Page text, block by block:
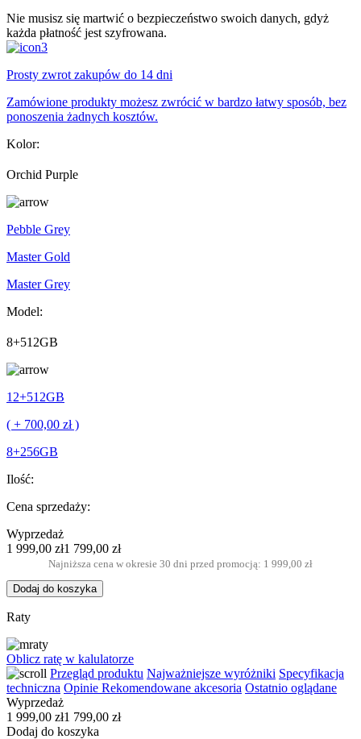
Nie musisz się martwić o bezpieczeństwo swoich danych, gdyż
każda płatność jest szyfrowana.
Prosty zwrot zakupów do 14 dni
Zamówione produkty możesz zwrócić w bardzo łatwy sposób, bez
ponoszenia żadnych kosztów.
Kolor:
Orchid Purple
Pebble Grey
Master Gold
Master Grey
Model:
8+512GB
12+512GB
( + 700,00 zł )
8+256GB
Ilość:
Cena sprzedaży:
Wyprzedaż
1 999,00 zł1 799,00 zł
Najniższa cena w okresie 30 dni przed promocją: 1 999,00 zł
Dodaj do koszyka
Raty
Oblicz ratę w kalulatorze
Przegląd produktu Najważniejsze wyróżniki Specyfikacja
techniczna Opinie Rekomendowane akcesoria Ostatnio oglądane
Wyprzedaż
1 999,00 zł1 799,00 zł
Dodaj do koszyka